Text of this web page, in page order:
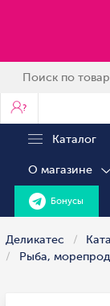
?
Каталог
О магазине
Бонусы
Деликатес
Рыба,